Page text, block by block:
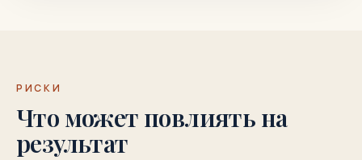
РИСКИ
Что может повлиять на
результат